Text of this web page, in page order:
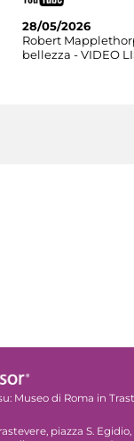
28/05/2026
Robert
bellezza - VIDEO
Museo di Roma in
piazza S. Egidio,